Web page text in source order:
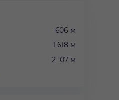
606 м
1 618 м
2 107 м